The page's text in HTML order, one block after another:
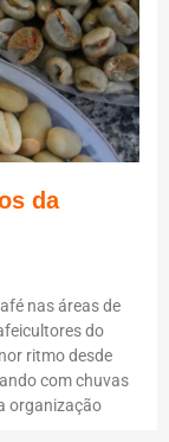
da
nas áreas de
do
ritmo desde
com chuvas
organização